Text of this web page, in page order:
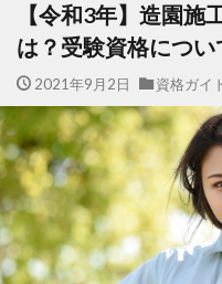
【令和3年】造園施
は？受験資格につい
2021年9月2日 資格ガイ